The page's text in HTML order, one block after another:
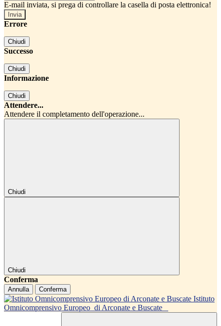
E-mail inviata, si prega di controllare la casella di posta elettronica!
Errore
Chiudi
Successo
Chiudi
Informazione
Chiudi
Attendere...
Attendere il completamento dell'operazione...
Chiudi
Chiudi
Conferma
Annulla Conferma
Istituto
Omnicomprensivo Europeo di Arconate e Buscate